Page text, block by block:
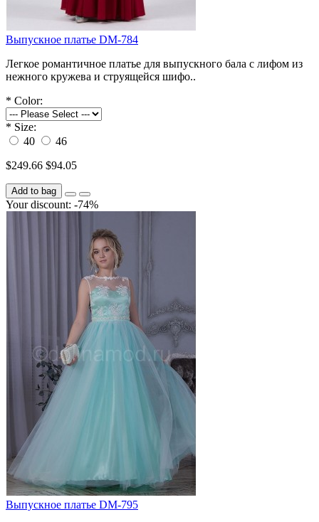
Выпускное платье DM-784
Легкое романтичное платье для выпускного бала с лифом из
нежного кружева и струящейся шифо..
* Color:
* Size:
40
46
$249.66 $94.05
Add to bag
Your discount: -74%
Выпускное платье DM-795